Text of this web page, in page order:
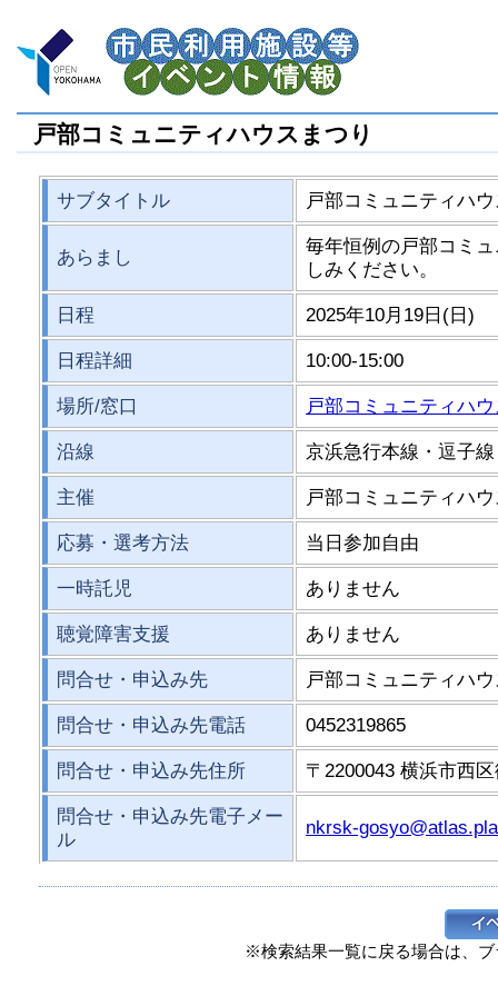
戸部コミュニティハウスまつり
サブタイトル 戸部コミュニティハ
あらまし
毎年恒例の戸部コミ
しみください。
日程 2025年10月19日(日)
日程詳細 10:00-15:00
場所/窓口 戸部コミュニティハ
沿線 京浜急行本線・逗
主催 戸部コミュニティハ
応募・選考方法 当日参加自由
一時託児 ありません
聴覚障害支援 ありません
問合せ・申込み先 戸部コミュニティハ
問合せ・申込み先電話 0452319865
問合せ・申込み先住所 〒2200043 横浜市西
問合せ・申込み先電子メー
ル
nkrsk-
※検索結果一覧に戻る場合は、